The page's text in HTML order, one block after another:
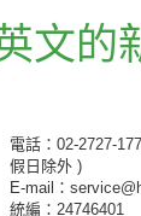
文的
電話：02-2727-
假日除外 )
E-mail：
統編：24746401